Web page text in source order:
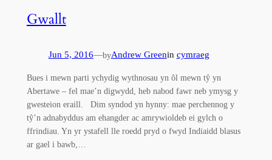
Gwallt
Jun 5, 2016—byAndrew Greenin cymraeg
Bues i mewn parti ychydig wythnosau yn ôl mewn tŷ yn
Abertawe – fel mae’n digwydd, heb nabod fawr neb ymysg y
gwesteion eraill. Dim syndod yn hynny: mae perchennog y
tŷ’n adnabyddus am ehangder ac amrywioldeb ei gylch o
ffrindiau. Yn yr ystafell lle roedd pryd o fwyd Indiaidd blasus
ar gael i bawb,…